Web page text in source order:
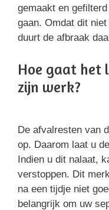
gemaakt en
gaan. Omdat dit
duurt de afbraak
Hoe gaat het
zijn werk?
De afvalresten van
op. Daarom laat u
Indien u dit nalaat,
verstoppen. Dit
na een tijdje niet
belangrijk om uw